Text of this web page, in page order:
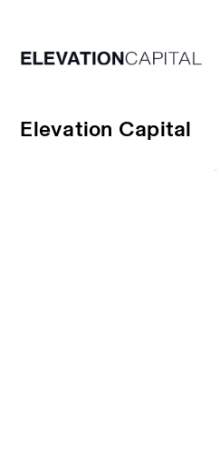
Elevation Capital